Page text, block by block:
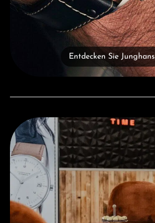
Entdecken Sie Junghans
Besuchen Sie uns